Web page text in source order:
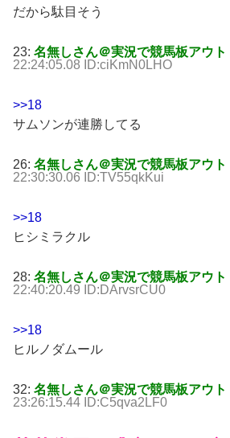
だから駄目そう
23: 名無しさん＠実況で競馬板アウト
22:24:05.08 ID:ciKmN0LHO
>>18
サムソンが連勝してる
26: 名無しさん＠実況で競馬板アウト
22:30:30.06 ID:TV55qkKui
>>18
ヒシミラクル
28: 名無しさん＠実況で競馬板アウト
22:40:20.49 ID:DArvsrCU0
>>18
ヒルノダムール
32: 名無しさん＠実況で競馬板アウト
23:26:15.44 ID:C5qva2LF0